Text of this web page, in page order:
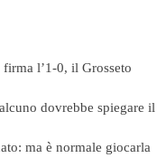
l’1-0, il Grosseto
dovrebbe spiegare il
ma è normale giocarla